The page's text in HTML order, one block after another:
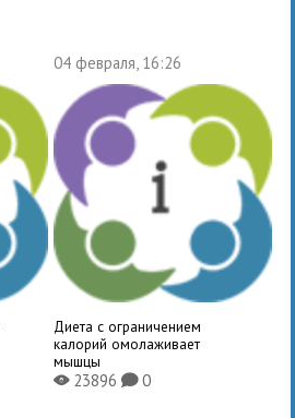
04 февраля, 16:26
Диета с ограничением
калорий омолаживает
мышцы
X23896 K0